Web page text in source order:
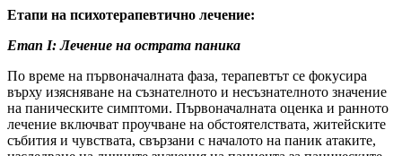
Етапи на психотерапевтично лечение:
Етап I: Лечение на острата паника
По време на първоначалната фаза, терапевтът се фокусира
върху изясняване на съзнателното и несъзнателното значение
на паническите симптоми. Първоначалната оценка и ранното
лечение включват проучване на обстоятелствата, житейските
събития и чувствата, свързани с началото на паник атаките,